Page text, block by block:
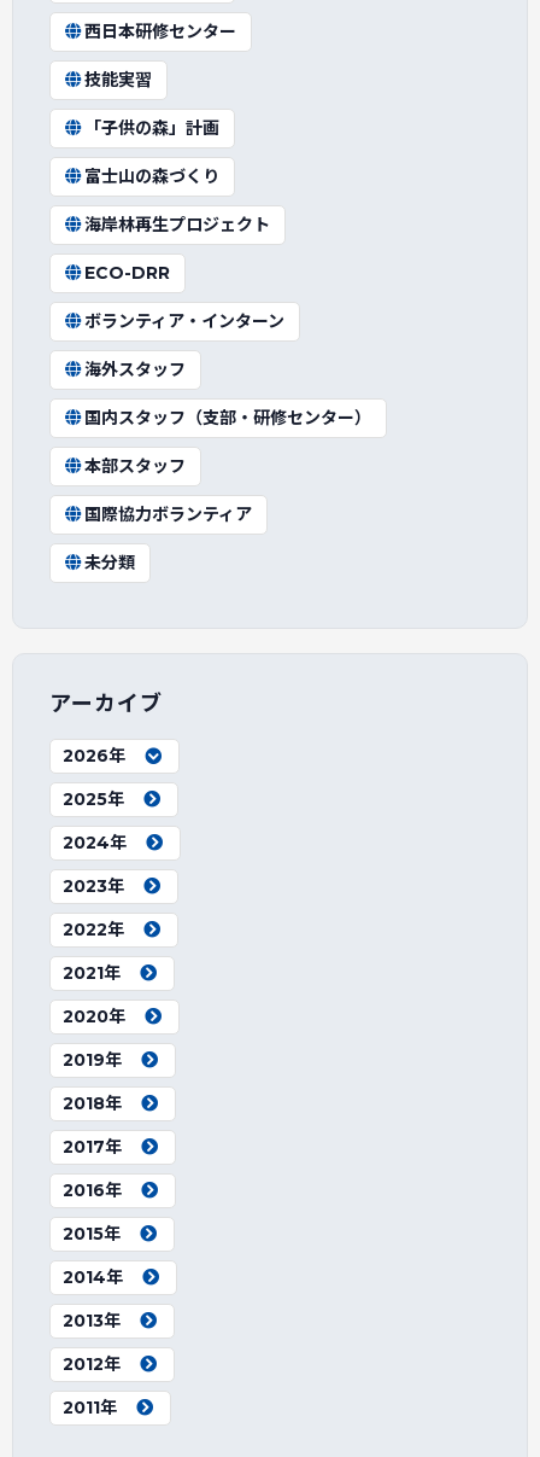
西日本研修センター
技能実習
「子供の森」計画
富士山の森づくり
海岸林再生プロジェクト
ECO-DRR
ボランティア・インターン
海外スタッフ
国内スタッフ（支部・研修センター）
本部スタッフ
国際協力ボランティア
未分類
アーカイブ
2026年
2025年
2024年
2023年
2022年
2021年
2020年
2019年
2018年
2017年
2016年
2015年
2014年
2013年
2012年
2011年